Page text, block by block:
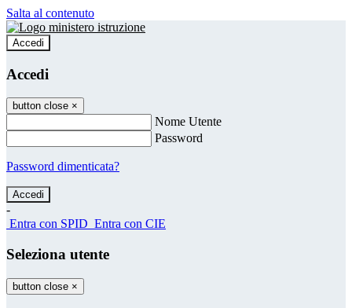
Salta al contenuto
Accedi
Accedi
button close ×
Nome Utente
Password
Password dimenticata?
-
Entra con SPID Entra con CIE
Seleziona utente
button close ×